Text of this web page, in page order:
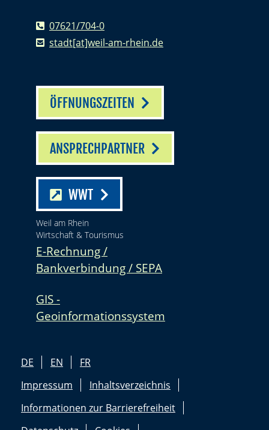
07621/704-0
stadt[at]weil-am-rhein.de
ÖFFNUNGSZEITEN
ANSPRECHPARTNER
WWT
Weil am Rhein
Wirtschaft & Tourismus
E-Rechnung /
Bankverbindung / SEPA
GIS -
Geoinformationssystem
DE EN
FR
Impressum
Inhaltsverzeichnis
Informationen zur Barrierefreiheit